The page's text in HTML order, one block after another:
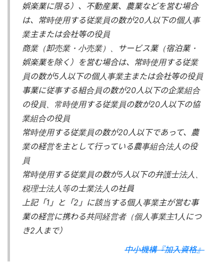
娯楽業に限る）、不動産業、農業などを営む場合
は、常時使用する従業員の数が20人以下の個人事
業主または会社等の役員
商業（卸売業・小売業）、サービス業（宿泊業・
娯楽業を除く）を営む場合は、常時使用する従業
員の数が5人以下の個人事業主または会社等の役員
事業に従事する組合員の数が20人以下の企業組合
の役員、常時使用する従業員の数が20人以下の協
業組合の役員
常時使用する従業員の数が20人以下であって、農
業の経営を主として行っている農事組合法人の役
員
常時使用する従業員の数が5人以下の弁護士法人、
税理士法人等の士業法人の社員
上記「1」と「2」に該当する個人事業主が営む事
業の経営に携わる共同経営者（個人事業主1人につ
き2人まで）
中小機構『加入資格』